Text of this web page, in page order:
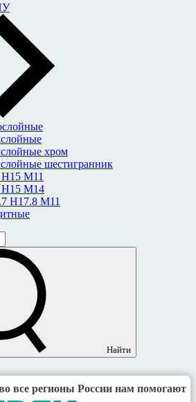
хром
шестигранник
M11
M14
H17.8 M11
Найти
все регионы России нам помогают